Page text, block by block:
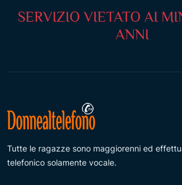
SERVIZIO VIETATO AI
ANNI
Tutte le ragazze sono maggiorenni ed
telefonico solamente vocale.